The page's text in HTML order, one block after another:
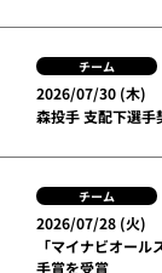
チーム
2026/07/30 (木)
森投手 支配下選手
チーム
2026/07/28 (火)
「マイナビオー
手賞を受賞